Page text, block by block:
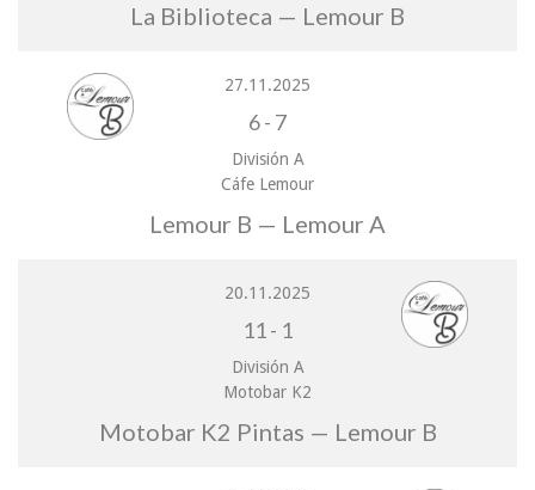
La Biblioteca — Lemour B
27.11.2025
6- 7
División A
Cáfe Lemour
Lemour B — Lemour A
20.11.2025
11 - 1
División A
Motobar K2
Motobar K2 Pintas — Lemour B